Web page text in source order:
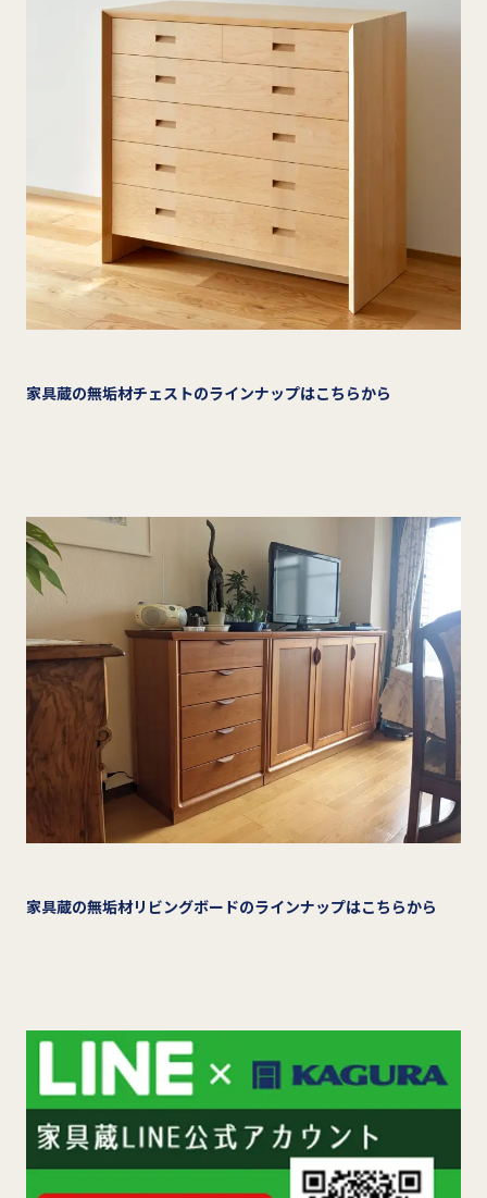
家具蔵の無垢材チェストのラインナップはこちらから
家具蔵の無垢材リビングボードのラインナップはこちらから